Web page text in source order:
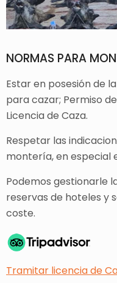
NORMAS PARA
Estar en posesión de
para cazar; Permiso
Licencia de Caza.
Respetar las
montería, en especial
Podemos gestionarle
reservas de hoteles y
coste.
Tramitar licencia de